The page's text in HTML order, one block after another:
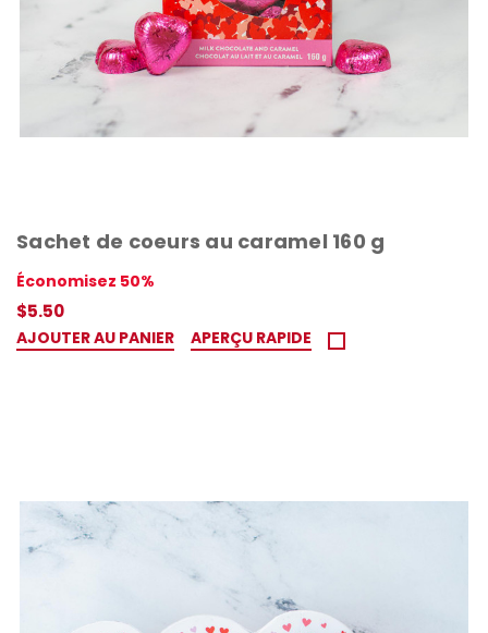
Sachet de coeurs au caramel 160 g
Économisez 50%
$5.50
AJOUTER AU PANIER APERÇU RAPIDE